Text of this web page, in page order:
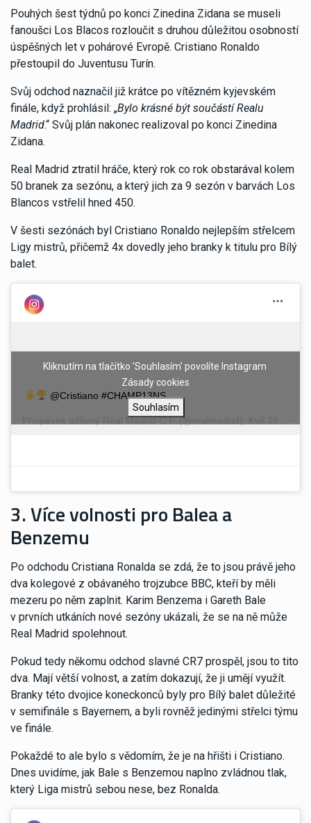
Pouhých šest týdnů po konci Zinedina Zidana se museli
fanoušci Los Blacos rozloučit s druhou důležitou osobností
úspěšných let v pohárové Evropě. Cristiano Ronaldo
přestoupil do Juventusu Turín.
Svůj odchod naznačil již krátce po vítězném kyjevském
finále, když prohlásil: „Bylo krásné být součástí Realu
Madrid.“ Svůj plán nakonec realizoval po konci Zinedina
Zidana.
Real Madrid ztratil hráče, který rok co rok obstarával kolem
50 branek za sezónu, a který jich za 9 sezón v barvách Los
Blancos vstřelil hned 450.
V šesti sezónách byl Cristiano Ronaldo nejlepším střelcem
Ligy mistrů, přičemž 4x dovedly jeho branky k titulu pro Bílý
balet.
@Cristiano #CHAMP13NS
Real Madrid C.F.(@realmadrid),
Kliknutím na tlačítko 'Souhlasím' povolíte Instagram
Zásady cookies
Souhlasím
3. Více volnosti pro Balea a
Benzemu
Po odchodu Cristiana Ronalda se zdá, že to jsou právě jeho
dva kolegové z obávaného trojzubce BBC, kteří by měli
mezeru po něm zaplnit. Karim Benzema i Gareth Bale
v prvních utkáních nové sezóny ukázali, že se na ně může
Real Madrid spolehnout.
Pokud tedy někomu odchod slavné CR7 prospěl, jsou to tito
dva. Mají větší volnost, a zatím dokazují, že ji umějí využít.
Branky této dvojice koneckonců byly pro Bílý balet důležité
v semifinále s Bayernem, a byli rovněž jedinými střelci týmu
ve finále.
Pokaždé to ale bylo s vědomím, že je na hřišti i Cristiano.
Dnes uvidíme, jak Bale s Benzemou naplno zvládnou tlak,
který Liga mistrů sebou nese, bez Ronalda.